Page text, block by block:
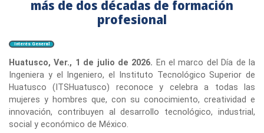
más de dos décadas de formación
profesional
Interés General
Huatusco, Ver., 1 de julio de 2026. En el marco del Día de la
Ingeniera y el Ingeniero, el Instituto Tecnológico Superior de
Huatusco (ITSHuatusco) reconoce y celebra a todas las
mujeres y hombres que, con su conocimiento, creatividad e
innovación, contribuyen al desarrollo tecnológico, industrial,
social y económico de México.